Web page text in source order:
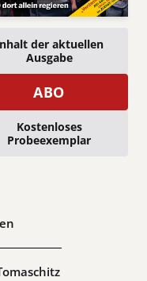
der aktuellen
Ausgabe
ABO
Kostenloses
Probeexemplar